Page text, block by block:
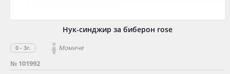
Нук-синджир за биберон rose
№ 101992
0 - 3г. Момиче